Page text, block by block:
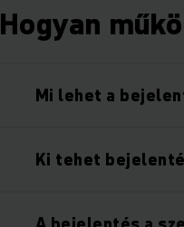
Hogyan
Mi lehet a
Ki tehet